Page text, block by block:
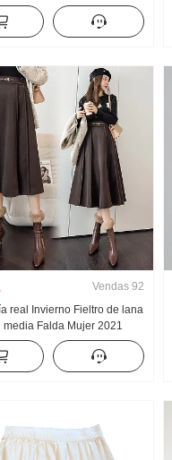
y trasera Dos Ropa Corte
Adelgazante Corte ajustado
Vestido
Vendas 92
real Invierno Fieltro de lana
media Falda Mujer 2021
Cubierta ... Paño
alto Gran columpio Falda